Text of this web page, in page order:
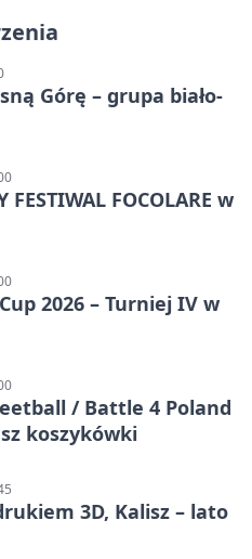
Górę – grupa biało-
FESTIWAL FOCOLARE w
2026 – Turniej IV w
/ Battle 4 Poland
koszykówki
3D, Kalisz – lato